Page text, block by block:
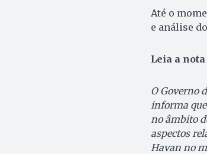
Até o
e análise
Leia a
O Governo
informa
no âmbito
aspectos
Havan no